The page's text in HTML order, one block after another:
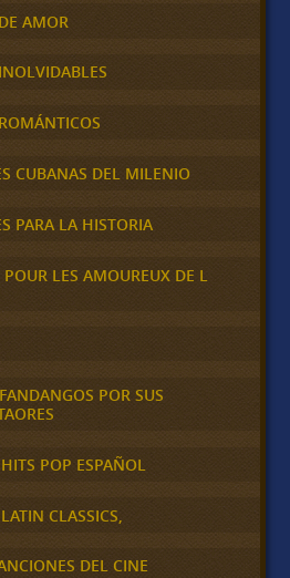
AMOR
CUBANAS DEL MILENIO
PARA LA HISTORIA
LES AMOUREUX DE L
POR SUS
POP ESPAÑOL
CLASSICS,
DEL CINE